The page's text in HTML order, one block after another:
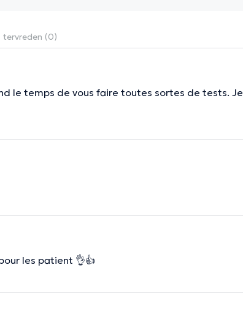
tervreden (0)
le temps de vous faire toutes sortes de tests. Je
les patient 👌👍